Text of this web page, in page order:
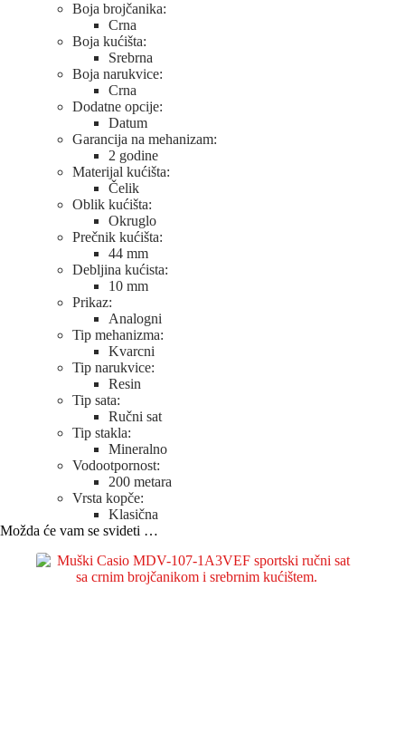
Boja brojčanika:
Crna
Boja kućišta:
Srebrna
Boja narukvice:
Crna
Dodatne opcije:
Datum
Garancija na mehanizam:
2 godine
Materijal kućišta:
Čelik
Oblik kućišta:
Okruglo
Prečnik kućišta:
44 mm
Debljina kućista:
10 mm
Prikaz:
Analogni
Tip mehanizma:
Kvarcni
Tip narukvice:
Resin
Tip sata:
Ručni sat
Tip stakla:
Mineralno
Vodootpornost:
200 metara
Vrsta kopče:
Klasična
Možda će vam se svideti …